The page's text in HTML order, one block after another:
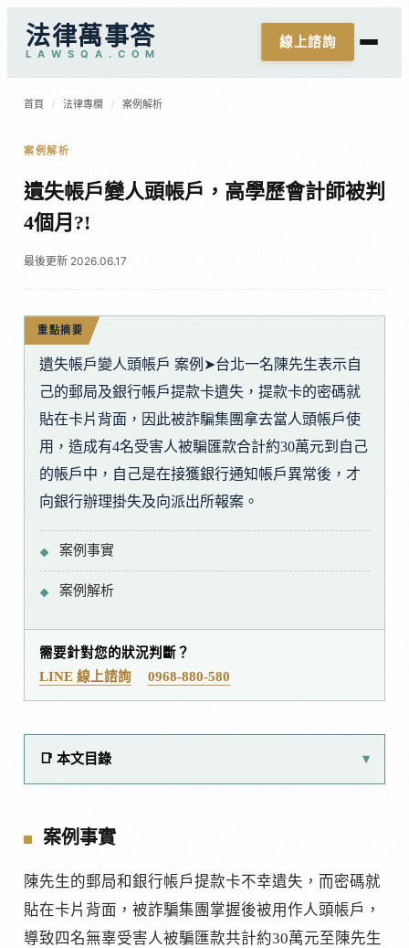
法律萬事答
L A W S Q A . C O M
線上諮詢
首頁 / 法律專欄 / 案例解析
案例解析
遺失帳戶變人頭帳戶，高學歷會計師被判
4個月?!
最後更新 2026.06.17
重點摘要
遺失帳戶變人頭帳戶 案例➤台北一名陳先生表示自
己的郵局及銀行帳戶提款卡遺失，提款卡的密碼就
貼在卡片背面，因此被詐騙集團拿去當人頭帳戶使
用，造成有4名受害人被騙匯款合計約30萬元到自己
的帳戶中，自己是在接獲銀行通知帳戶異常後，才
向銀行辦理掛失及向派出所報案。
案例事實
案例解析
需要針對您的狀況判斷？
LINE 線上諮詢
0968-880-580
📑 本文目錄
案例事實
陳先生的郵局和銀行帳戶提款卡不幸遺失，而密碼就
貼在卡片背面，被詐騙集團掌握後被用作人頭帳戶，
導致四名無辜受害人被騙匯款共計約30萬元至陳先生